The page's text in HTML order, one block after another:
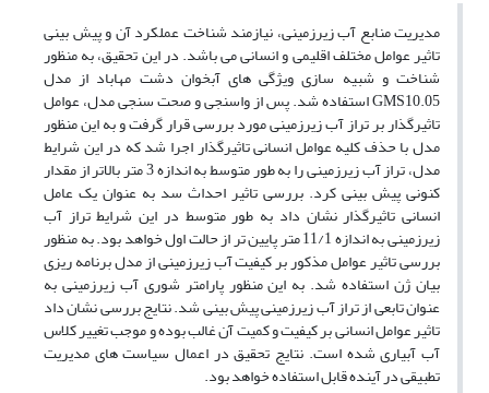
مدیریت منابع آب زیرزمینی، نیازمند شناخت عملکرد آن و پیش بینی
تاثیر عوامل مختلف اقلیمی و انسانی می باشد. در این تحقیق، به منظور
شناخت و شبیه سازی ویژگی های آبخوان دشت مهاباد از مدل
GMS10.05 استفاده شد. پس از واسنجی و صحت سنجی مدل، عوامل
تاثیرگذار بر تراز آب زیرزمینی مورد بررسی قرار گرفت و به این منظور
مدل با حذف کلیه عوامل انسانی تاثیرگذار اجرا شد که در این شرایط
مدل، تراز آب زیرزمینی را به طور متوسط به اندازه 3 متر بالاتر از مقدار
کنونی پیش بینی کرد. بررسی تاثیر احداث سد به عنوان یک عامل
انسانی تاثیرگذار نشان داد به طور متوسط در این شرایط تراز آب
زیرزمینی به اندازه 11/1 متر پایین تر از حالت اول خواهد بود. به منظور
بررسی تاثیر عوامل مذکور بر کیفیت آب زیرزمینی از مدل برنامه ریزی
بیان ژن استفاده شد. به این منظور پارامتر شوری آب زیرزمینی به
عنوان تابعی از تراز آب زیرزمینی پیش بینی شد. نتایج بررسی نشان داد
تاثیر عوامل انسانی بر کیفیت و کمیت آن غالب بوده و موجب تغییر کلاس
آب آبیاری شده است. نتایج تحقیق در اعمال سیاست های مدیریت
تطبیقی در آینده قابل استفاده خواهد بود.